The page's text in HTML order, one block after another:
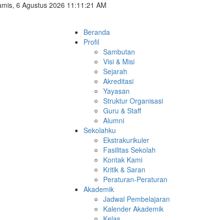
6 Agustus 2026 11:11:22 AM
Beranda
Profil
Sambutan
Visi & Misi
Sejarah
Akreditasi
Yayasan
Struktur Organisasi
Guru & Staff
Alumni
Sekolahku
Ekstrakurikuler
Fasilitas Sekolah
Kontak Kami
Kritik & Saran
Peraturan-Peraturan
Akademik
Jadwal Pembelajaran
Kalender Akademik